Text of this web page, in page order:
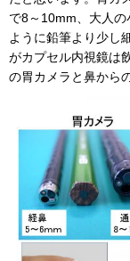
で8～10mm、大人
ように鉛筆より少し
がカプセル内視鏡は
の胃カメラと鼻から